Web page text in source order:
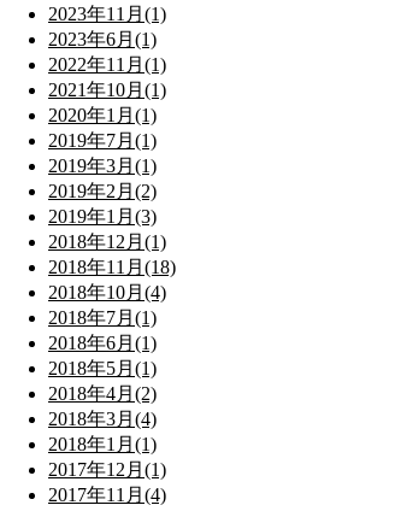
2023年11月(1)
2023年6月(1)
2022年11月(1)
2021年10月(1)
2020年1月(1)
2019年7月(1)
2019年3月(1)
2019年2月(2)
2019年1月(3)
2018年12月(1)
2018年11月(18)
2018年10月(4)
2018年7月(1)
2018年6月(1)
2018年5月(1)
2018年4月(2)
2018年3月(4)
2018年1月(1)
2017年12月(1)
2017年11月(4)